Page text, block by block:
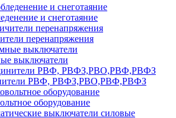
и снеготаяние
перенапряжения
выключатели
РВФ, РВФЗ,РВО,РВФ,РВФЗ
оборудование